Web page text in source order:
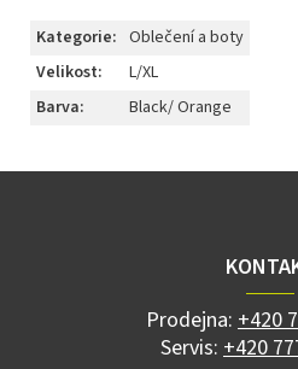
Kategorie: Oblečení a boty
Velikost:
L/XL
Barva: Black/ Orange
Z
Prodejna: +420
Servis: +420